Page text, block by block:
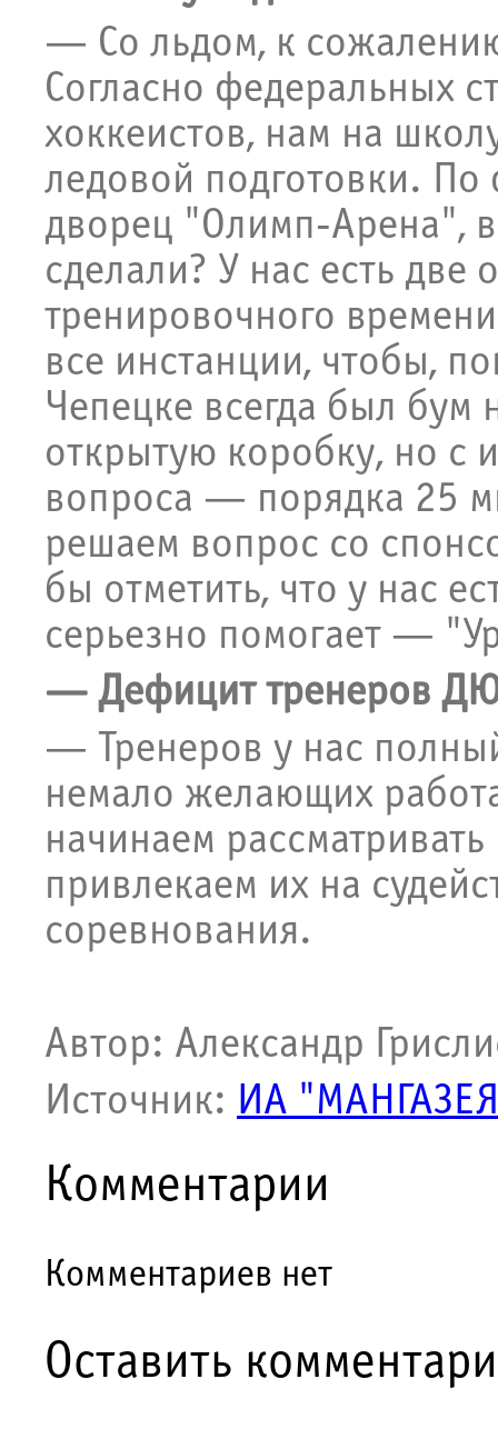
— Со льдом, к
Согласно федеральных
хоккеистов, нам на
ледовой подготовки.
дворец "Олимп-Арена",
сделали? У нас есть две
тренировочного
все инстанции, чтобы,
Чепецке всегда был
открытую коробку, но с
вопроса — порядка 25
решаем вопрос со
бы отметить, что у нас
серьезно помогает —
— Дефицит тренеров
— Тренеров у нас
немало желающих
начинаем
привлекаем их на
соревнования.
Автор: Александр
Источник: ИА
Комментарии
Комментариев нет
Оставить